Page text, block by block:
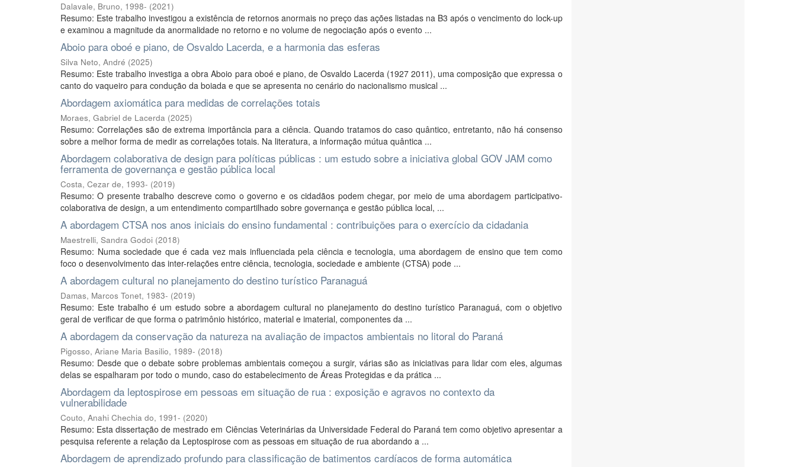
Dalavale, Bruno, 1998- (2021)
Resumo: Este trabalho investigou a existência de retornos anormais no preço das ações listadas na B3 após o vencimento do lock-up
e examinou a magnitude da anormalidade no retorno e no volume de negociação após o evento ...
Aboio para oboé e piano, de Osvaldo Lacerda, e a harmonia das esferas
Silva Neto, André (2025)
Resumo: Este trabalho investiga a obra Aboio para oboé e piano, de Osvaldo Lacerda (1927 2011), uma composição que expressa o
canto do vaqueiro para condução da boiada e que se apresenta no cenário do nacionalismo musical ...
Abordagem axiomática para medidas de correlações totais
Moraes, Gabriel de Lacerda (2025)
Resumo: Correlações são de extrema importância para a ciência. Quando tratamos do caso quântico, entretanto, não há consenso
sobre a melhor forma de medir as correlações totais. Na literatura, a informação mútua quântica ...
Abordagem colaborativa de design para políticas públicas : um estudo sobre a iniciativa global GOV JAM como
ferramenta de governança e gestão pública local
Costa, Cezar de, 1993- (2019)
Resumo: O presente trabalho descreve como o governo e os cidadãos podem chegar, por meio de uma abordagem participativo-
colaborativa de design, a um entendimento compartilhado sobre governança e gestão pública local, ...
A abordagem CTSA nos anos iniciais do ensino fundamental : contribuições para o exercício da cidadania
Maestrelli, Sandra Godoi (2018)
Resumo: Numa sociedade que é cada vez mais influenciada pela ciência e tecnologia, uma abordagem de ensino que tem como
foco o desenvolvimento das inter-relações entre ciência, tecnologia, sociedade e ambiente (CTSA) pode ...
A abordagem cultural no planejamento do destino turístico Paranaguá
Damas, Marcos Tonet, 1983- (2019)
Resumo: Este trabalho é um estudo sobre a abordagem cultural no planejamento do destino turístico Paranaguá, com o objetivo
geral de verificar de que forma o patrimônio histórico, material e imaterial, componentes da ...
A abordagem da conservação da natureza na avaliação de impactos ambientais no litoral do Paraná
Pigosso, Ariane Maria Basilio, 1989- (2018)
Resumo: Desde que o debate sobre problemas ambientais começou a surgir, várias são as iniciativas para lidar com eles, algumas
delas se espalharam por todo o mundo, caso do estabelecimento de Áreas Protegidas e da prática ...
Abordagem da leptospirose em pessoas em situação de rua : exposição e agravos no contexto da
vulnerabilidade
Couto, Anahi Chechia do, 1991- (2020)
Resumo: Esta dissertação de mestrado em Ciências Veterinárias da Universidade Federal do Paraná tem como objetivo apresentar a
pesquisa referente a relação da Leptospirose com as pessoas em situação de rua abordando a ...
Abordagem de aprendizado profundo para classificação de batimentos cardíacos de forma automática